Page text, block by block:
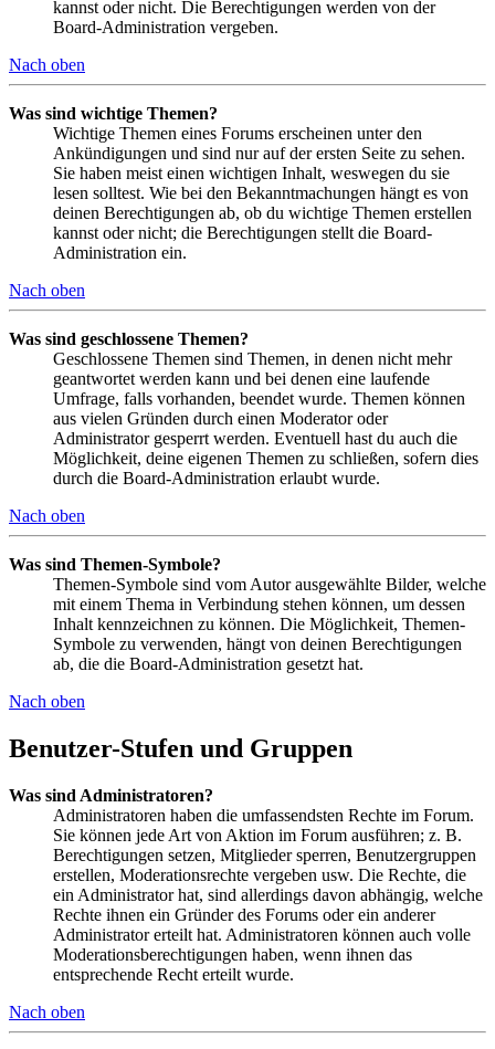
kannst oder nicht. Die Berechtigungen werden von der
Board-Administration vergeben.
Nach oben
Was sind wichtige Themen?
Wichtige Themen eines Forums erscheinen unter den
Ankündigungen und sind nur auf der ersten Seite zu sehen.
Sie haben meist einen wichtigen Inhalt, weswegen du sie
lesen solltest. Wie bei den Bekanntmachungen hängt es von
deinen Berechtigungen ab, ob du wichtige Themen erstellen
kannst oder nicht; die Berechtigungen stellt die Board-
Administration ein.
Nach oben
Was sind geschlossene Themen?
Geschlossene Themen sind Themen, in denen nicht mehr
geantwortet werden kann und bei denen eine laufende
Umfrage, falls vorhanden, beendet wurde. Themen können
aus vielen Gründen durch einen Moderator oder
Administrator gesperrt werden. Eventuell hast du auch die
Möglichkeit, deine eigenen Themen zu schließen, sofern dies
durch die Board-Administration erlaubt wurde.
Nach oben
Was sind Themen-Symbole?
Themen-Symbole sind vom Autor ausgewählte Bilder, welche
mit einem Thema in Verbindung stehen können, um dessen
Inhalt kennzeichnen zu können. Die Möglichkeit, Themen-
Symbole zu verwenden, hängt von deinen Berechtigungen
ab, die die Board-Administration gesetzt hat.
Nach oben
Benutzer-Stufen und Gruppen
Was sind Administratoren?
Administratoren haben die umfassendsten Rechte im Forum.
Sie können jede Art von Aktion im Forum ausführen; z. B.
Berechtigungen setzen, Mitglieder sperren, Benutzergruppen
erstellen, Moderationsrechte vergeben usw. Die Rechte, die
ein Administrator hat, sind allerdings davon abhängig, welche
Rechte ihnen ein Gründer des Forums oder ein anderer
Administrator erteilt hat. Administratoren können auch volle
Moderationsberechtigungen haben, wenn ihnen das
entsprechende Recht erteilt wurde.
Nach oben